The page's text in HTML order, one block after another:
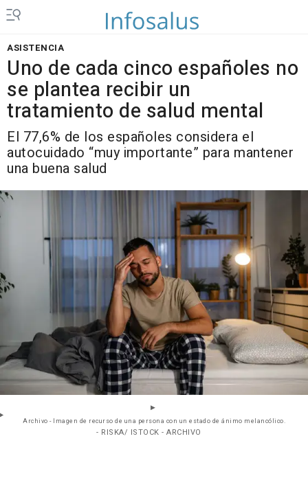
ASISTENCIA
Uno de cada cinco españoles no
se plantea recibir un
tratamiento de salud mental
El 77,6% de los españoles considera el
autocuidado “muy importante” para mantener
una buena salud
Archivo - Imagen de recurso de una persona con un estado de ánimo melancólico.
- RISKA/ ISTOCK - ARCHIVO